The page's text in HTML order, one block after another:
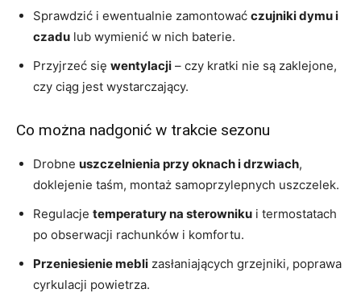
Sprawdzić i ewentualnie zamontować czujniki dymu i
czadu lub wymienić w nich baterie.
Przyjrzeć się wentylacji – czy kratki nie są zaklejone,
czy ciąg jest wystarczający.
Co można nadgonić w trakcie sezonu
Drobne uszczelnienia przy oknach i drzwiach,
doklejenie taśm, montaż samoprzylepnych uszczelek.
Regulacje temperatury na sterowniku i termostatach
po obserwacji rachunków i komfortu.
Przeniesienie mebli zasłaniających grzejniki, poprawa
cyrkulacji powietrza.